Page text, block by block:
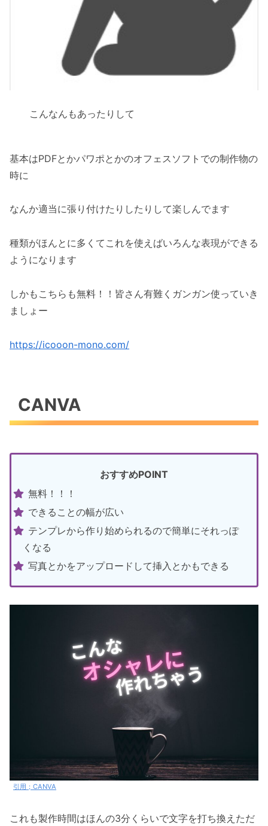
こんなんもあったりして
基本はPDFとかパワポとかのオフェスソフトでの制作物の
時に
なんか適当に張り付けたりしたりして楽しんでます
種類がほんとに多くてこれを使えばいろんな表現ができる
ようになります
しかもこちらも無料！！皆さん有難くガンガン使っていき
ましょー
https://icooon-mono.com/
CANVA
おすすめPOINT
無料！！！
できることの幅が広い
テンプレから作り始められるので簡単にそれっぽ
くなる
写真とかをアップロードして挿入とかもできる
引用；CANVA
これも製作時間はほんの3分くらいで文字を打ち換えただ